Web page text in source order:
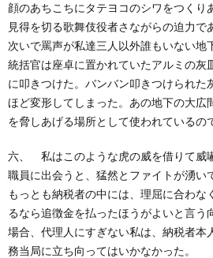
顔のあちこちにタテヨコのシワをつくり
見得を切る歌舞伎役者さながらの迫力で
次いで罵声が私達三人以外誰もいない地
統括官は座卓に置かれていたアルミの灰
に叩きつけた。バンバン叩きつけられた
ほど変形してしまった。あの地下の大広
を脅しあげる場所として使われているの
六、 私はこのような虎の威を借りて威
職員に出会うと、猛然とファイトが湧い
もっとも納税者の中には、理屈に合わな
るなら追徴金を払ったほうがよいと言う
場合、代理人にすぎない私は、納税者本
務当局に立ち向ってはいかなかった。